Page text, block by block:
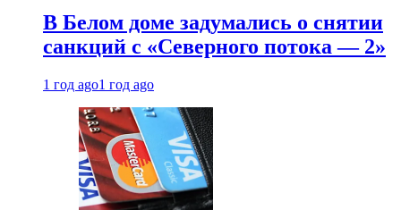
В Белом доме задумались о снятии
санкций с «Северного потока — 2»
1 год ago1 год ago